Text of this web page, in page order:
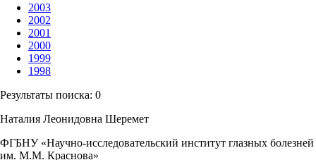
2003
2002
2001
2000
1999
1998
Результаты поиска: 0
Наталия Леонидовна Шеремет
ФГБНУ «Научно-исследовательский институт глазных болезней
им. М.М. Краснова»